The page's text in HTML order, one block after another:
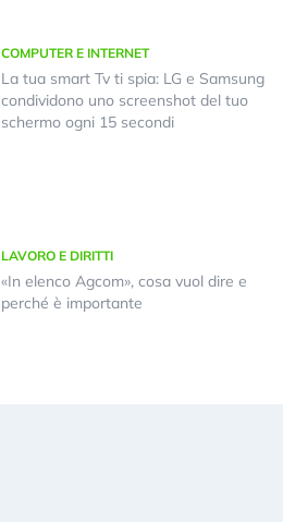
COMPUTER E INTERNET
La tua smart Tv ti spia: LG e Samsung
condividono uno screenshot del tuo
schermo ogni 15 secondi
LAVORO E DIRITTI
«In elenco Agcom», cosa vuol dire e
perché è importante